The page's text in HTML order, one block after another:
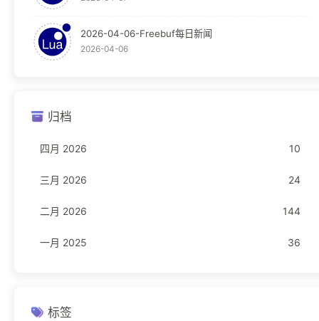
WAF
新闻
编程语言
JavaScript
Rust 11
TypeScript 4
网络安全 11
科目一
2026-04-06-Freebuf每日新闻
2026-04-06
归档
四月 2026 10
三月 2026 24
二月 2026 144
一月 2025 36
标签